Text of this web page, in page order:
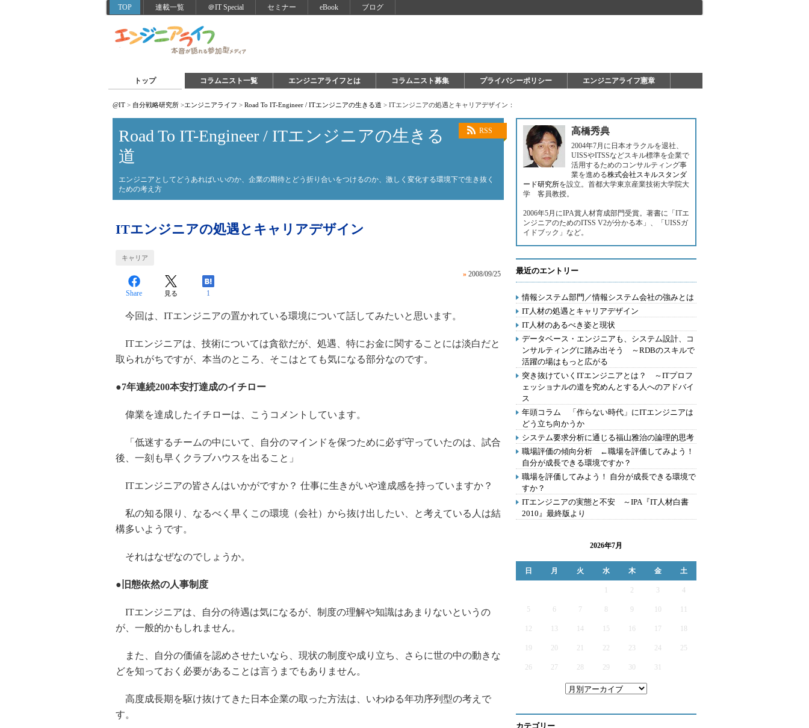
TOP 連載一覧 ＠IT Special セミナー eBook ブログ
トップ コラムニスト一覧 エンジニアライフとは コラムニスト募集 プライバシーポリシー エンジニアライフ憲章
@IT > 自分戦略研究所 >エンジニアライフ > Road To IT-Engineer / ITエンジニアの生きる道 > ITエンジニアの処遇とキャリアデザイン：
RSS
Road To IT-Engineer / ITエンジニアの生きる
道
エンジニアとしてどうあればいいのか、企業の期待とどう折り合いをつけるのか、激しく変化する環境下で生き抜く
ための考え方
ITエンジニアの処遇とキャリアデザイン
キャリア
» 2008/09/25
Share 見る 1
今回は、ITエンジニアの置かれている環境について話してみたいと思います。
ITエンジニアは、技術については貪欲だが、処遇、特にお金に関することには淡白だと
取られがちですが、本当のところ、そこはとても気になる部分なのです。
●7年連続200本安打達成のイチロー
偉業を達成したイチローは、こうコメントしています。
「低迷するチームの中にいて、自分のマインドを保つために必ず守っていたのは、試合
後、一刻も早くクラブハウスを出ること」
ITエンジニアの皆さんはいかがですか？ 仕事に生きがいや達成感を持っていますか？
私の知る限り、なるべく早くこの環境（会社）から抜け出したい、と考えている人は結
構多いようです。
それはなぜなのでしょうか。
●旧態依然の人事制度
ITエンジニアは、自分の待遇は気になるが、制度の理解や知識はあまりないというの
が、一般的かもしれません。
また、自分の価値を認めさせたいなら、現状の制度や成り立ち、さらに世の中の動きな
どを知っておく必要があることは言うまでもありません。
高度成長期を駆け抜けてきた日本企業の取った方法は、いわゆる年功序列型の考えで
す。
高橋秀典
2004年7月に日本オラクルを退社、
UISSやITSSなどスキル標準を企業で
活用するためのコンサルティング事
業を進める株式会社スキルスタンダ
ード研究所を設立。首都大学東京産業技術大学院大
学 客員教授。
2006年5月にIPA賞人材育成部門受賞。著書に「ITエ
ンジニアのためのITSS V2が分かる本」、「UISSガ
イドブック」など。
最近のエントリー
情報システム部門／情報システム会社の強みとは
IT人材の処遇とキャリアデザイン
IT人材のあるべき姿と現状
データベース・エンジニアも、システム設計、コ
ンサルティングに踏み出そう ～RDBのスキルで
活躍の場はもっと広がる
突き抜けていくITエンジニアとは？ ～ITプロフ
ェッショナルの道を究めんとする人へのアドバイ
ス
年頭コラム 「作らない時代」にITエンジニアは
どう立ち向かうか
システム要求分析に通じる福山雅治の論理的思考
職場評価の傾向分析 ←職場を評価してみよう！
自分が成長できる環境ですか？
職場を評価してみよう！ 自分が成長できる環境で
すか？
ITエンジニアの実態と不安 ～IPA『IT人材白書
2010』最終版より
2026年7月
日 月 火 水 木 金 土
2 3 4
5 6 7 9
12 13 14 15 16 17
19 20 21 22 23 24 25
26 27 28 29 30 31
カテゴリー